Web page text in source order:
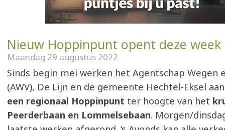
Nieuw Hoppinpunt opent deze week
Maandag 29 augustus 2022
Sinds begin mei werken het Agentschap Wegen
(AWV), De Lijn en de gemeente Hechtel-Eksel
een regionaal Hoppinpunt ter hoogte van het
Peerderbaan en Lommelsebaan. Morgen/